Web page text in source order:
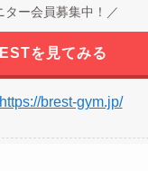
ター会員募集中！／
を見てみる
brest-gym.jp/